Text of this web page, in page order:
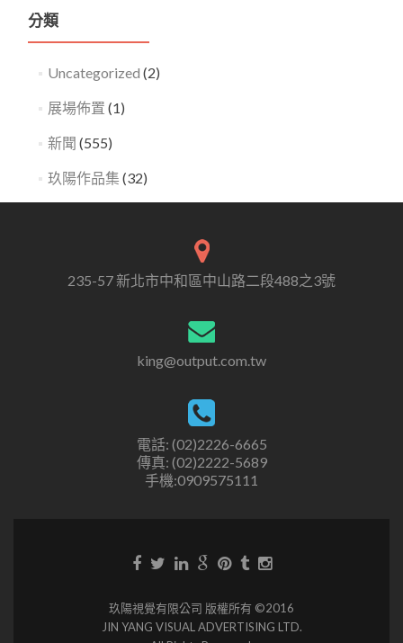
分類
Uncategorized (2)
展場佈置 (1)
新聞 (555)
玖陽作品集 (32)
235-57 新北市中和區中山路二段488之3號
king@output.com.tw
電話: (02)2226-6665
傳真: (02)2222-5689
手機:0909575111
玖陽視覺有限公司 版權所有 ©2016
JIN YANG VISUAL ADVERTISING LTD.